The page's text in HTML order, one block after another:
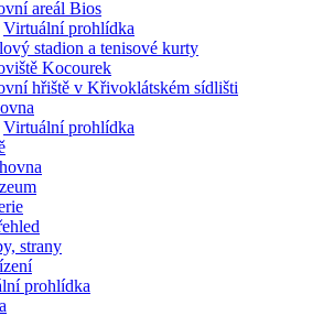
areál Bios
Virtuální prohlídka
stadion a tenisové kurty
Kocourek
hřiště v Křivoklátském sídlišti
Virtuální prohlídka
strany
prohlídka